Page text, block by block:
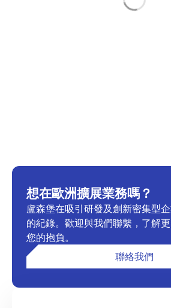
想在歐洲擴展業務嗎？
盧森堡在吸引研發及創新密集型
的紀錄。歡迎與我們聯繫，了解
您的抱負。
聯絡我們